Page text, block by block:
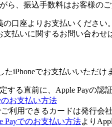
ら、振込手数料はお客様の
口座よりお支払いください
払いに関するお問い合わせ
たiPhoneでお支払いいただけ
する直前に、Apple Payの認
のお支払い方法
ご利用できるカードは発行会
Payでのお支払い方法より